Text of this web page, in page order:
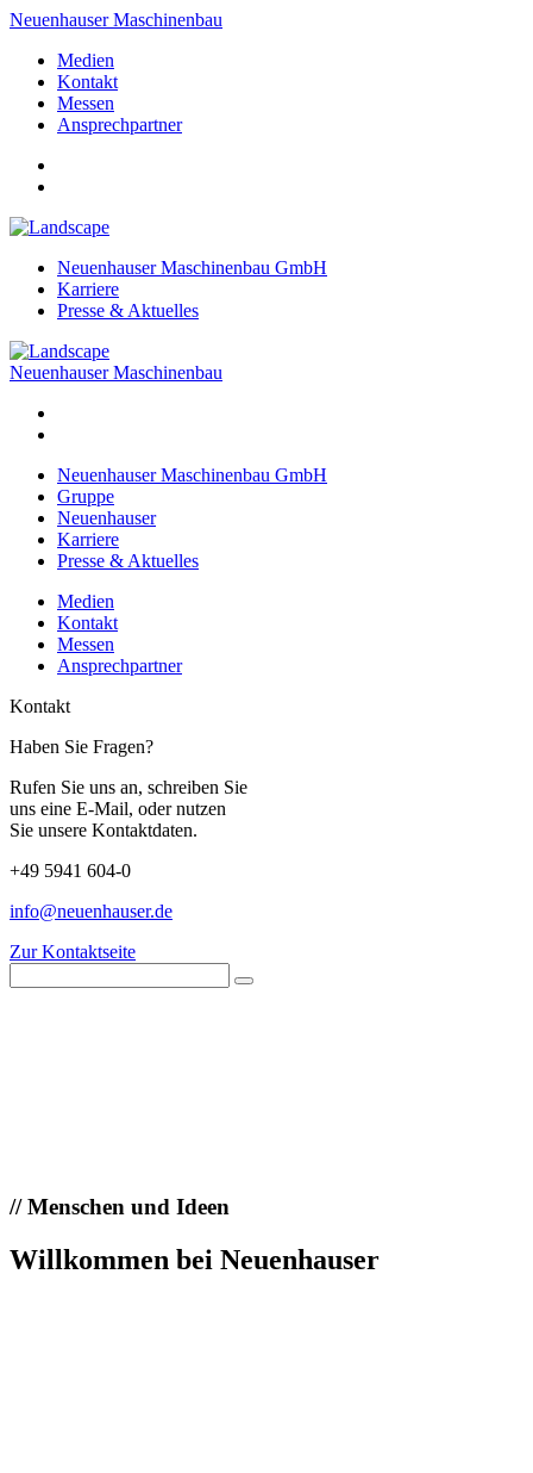
Neuenhauser Maschinenbau
Medien
Kontakt
Messen
Ansprechpartner
Neuenhauser Maschinenbau GmbH
Karriere
Presse & Aktuelles
Neuenhauser Maschinenbau
Neuenhauser Maschinenbau GmbH
Gruppe
Neuenhauser
Karriere
Presse & Aktuelles
Medien
Kontakt
Messen
Ansprechpartner
Kontakt
Haben Sie Fragen?
Rufen Sie uns an, schreiben Sie
uns eine E-Mail, oder nutzen
Sie unsere Kontaktdaten.
+49 5941 604-0
info@neuenhauser.de
Zur Kontaktseite
//Menschen und Ideen
Willkommen bei Neuenhauser